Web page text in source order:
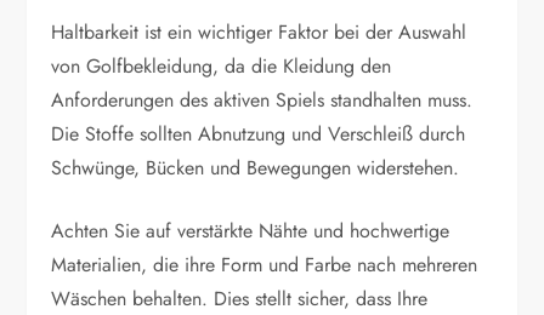
Haltbarkeit ist ein wichtiger Faktor bei der Auswahl
von Golfbekleidung, da die Kleidung den
Anforderungen des aktiven Spiels standhalten muss.
Die Stoffe sollten Abnutzung und Verschleiß durch
Schwünge, Bücken und Bewegungen widerstehen.
Achten Sie auf verstärkte Nähte und hochwertige
Materialien, die ihre Form und Farbe nach mehreren
Wäschen behalten. Dies stellt sicher, dass Ihre